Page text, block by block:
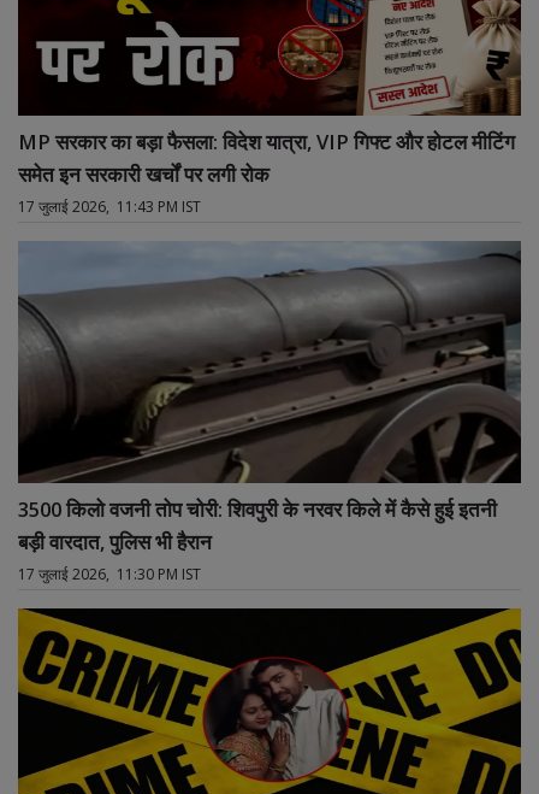
MP सरकार का बड़ा फैसला: विदेश यात्रा, VIP गिफ्ट और होटल मीटिंग
समेत इन सरकारी खर्चों पर लगी रोक
17 जुलाई 2026, 11:43 PM IST
3500 किलो वजनी तोप चोरी: शिवपुरी के नरवर किले में कैसे हुई इतनी
बड़ी वारदात, पुलिस भी हैरान
17 जुलाई 2026, 11:30 PM IST